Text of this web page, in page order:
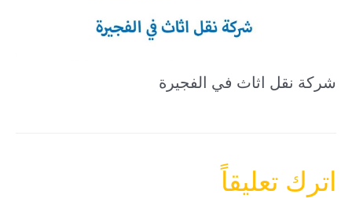
شركة نقل اثاث في الفجيرة
اترك تعليقاً